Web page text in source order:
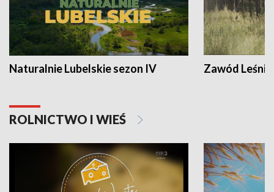
Naturalnie Lubelskie sezon IV Zawód Leśnik
ROLNICTWO I WIEŚ